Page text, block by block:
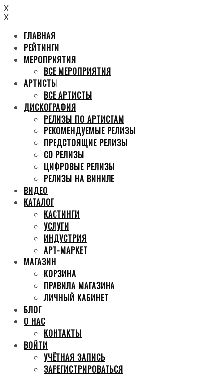
X
X
ГЛАВНАЯ
РЕЙТИНГИ
МЕРОПРИЯТИЯ
ВСЕ МЕРОПРИЯТИЯ
АРТИСТЫ
ВСЕ АРТИСТЫ
ДИСКОГРАФИЯ
РЕЛИЗЫ ПО АРТИСТАМ
РЕКОМЕНДУЕМЫЕ РЕЛИЗЫ
ПРЕДСТОЯЩИЕ РЕЛИЗЫ
CD РЕЛИЗЫ
ЦИФРОВЫЕ РЕЛИЗЫ
РЕЛИЗЫ НА ВИНИЛЕ
ВИДЕО
КАТАЛОГ
КАСТИНГИ
УСЛУГИ
ИНДУСТРИЯ
АРТ-МАРКЕТ
МАГАЗИН
КОРЗИНА
ПРАВИЛА МАГАЗИНА
ЛИЧНЫЙ КАБИНЕТ
БЛОГ
О НАС
КОНТАКТЫ
ВОЙТИ
УЧЁТНАЯ ЗАПИСЬ
ЗАРЕГИСТРИРОВАТЬСЯ